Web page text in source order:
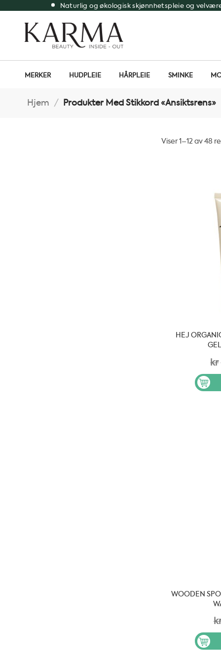
content
Naturlig og økologisk skjønnhetspleie og
MERKER HUDPLEIE HÅRPLEIE SMINKE
Hjem / Produkter Med Stikkord «ansiktsrens»
Viser 1–12 av 48
Sortert
HEJ
kr
WOODEN